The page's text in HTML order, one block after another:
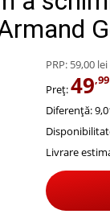
PRP: 59,00 lei
Preț:49,99
Diferență:
Livrare